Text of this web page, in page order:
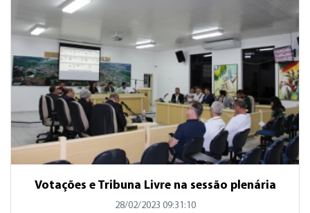
Votações e Tribuna Livre na sessão plenária
28/02/2023 09:31:10